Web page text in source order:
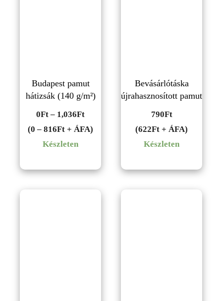
Budapest pamut
hátizsák (140 g/m²)
0Ft – 1,036FtÁrtartomány:
0Ft
(0 – 816Ft + ÁFA)
Készleten
Bevásárlótáska
újrahasznosított pamut
790Ft
(622Ft + ÁFA)
Készleten